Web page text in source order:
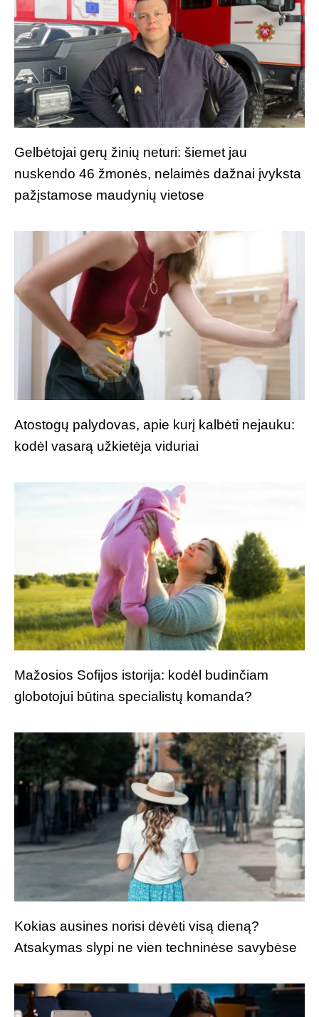
Gelbėtojai gerų žinių neturi: šiemet jau
nuskendo 46 žmonės, nelaimės dažnai įvyksta
pažįstamose maudynių vietose
Atostogų palydovas, apie kurį kalbėti nejauku:
kodėl vasarą užkietėja viduriai
Mažosios Sofijos istorija: kodėl budinčiam
globotojui būtina specialistų komanda?
Kokias ausines norisi dėvėti visą dieną?
Atsakymas slypi ne vien techninėse savybėse